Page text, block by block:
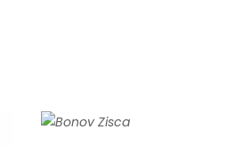
desde $7,50 hasta $350,00